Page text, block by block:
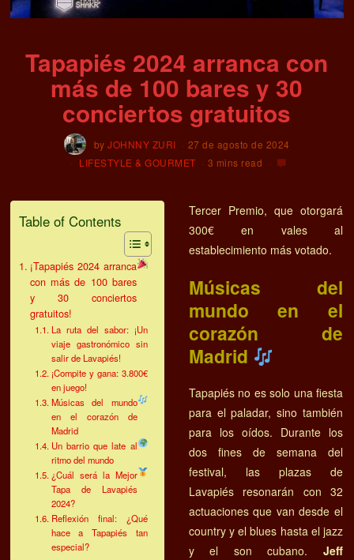
Tapapiés 2024 arranca con
más de 100 bares y 30
conciertos gratuitos
byJOHNNY ZURI
27 de agosto de 2024
LIFESTYLE & GOURMET
3 mins read
Table of Contents
¡Tapapiés 2024 arranca
con más de 100 bares
y 30 conciertos
gratuitos!
La ruta del sabor: ¡Un
viaje gastronómico sin
salir de Lavapiés!
¡Compite y gana: 3.800€
en juego!
Músicas del mundo
en el corazón de
Madrid
Un barrio que late al
ritmo del mundo
¿Cuál será la Mejor
Tapa de Lavapiés
2024?
Reflexión final: ¿Qué
hace a Tapapiés tan
especial?
Tercer Premio, que otorgará
300€ en vales al
establecimiento más votado.
Músicas del
mundo en el
corazón de
Madrid
Tapapiés no es solo una fiesta
para el paladar, sino también
para los oídos. Durante los
dos fines de semana del
festival, las plazas de
Lavapiés resonarán con 32
actuaciones que van desde el
country y el blues hasta el jazz
y el son cubano. Jeff